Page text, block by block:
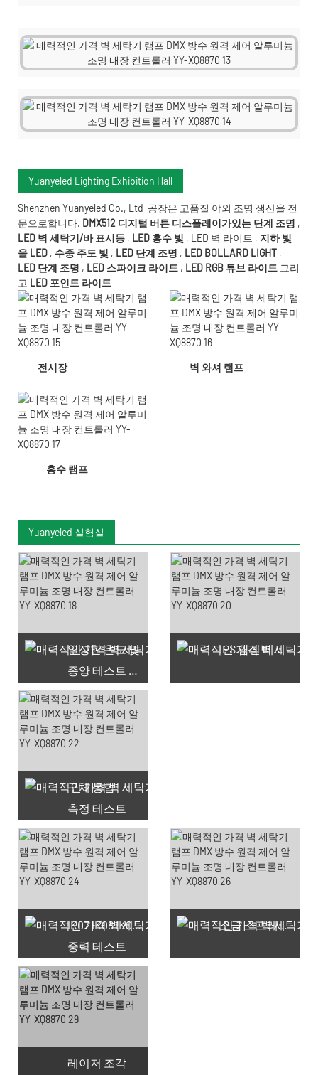
Yuanyeled Lighting Exhibition Hall
Shenzhen Yuanyeled Co., Ltd 공장은 고품질 야외 조명 생산을 전
문으로합니다. DMX512 디지털 버튼 디스플레이가있는 단계 조명 ,
LED 벽 세탁기/바 표시등 , LED 홍수 빛 , LED 벽 라이트 , 지하 빛
을 LED , 수중 주도 빛 , LED 단계 조명 , LED BOLLARD LIGHT ,
LED 단계 조명 , LED 스파이크 라이트 , LED RGB 튜브 라이트 그리
고 LED 포인트 라이트
전시장 벽 와셔 램프
홍수 램프
Yuanyeled 실험실
일정한 온도 및
종양 테스트 챔버
IES 암실 테스트
구체 통합
측정 테스트
66 사용 가능한 쿠폰
IK07 IK08 IK09 IK10
중력 테스트
소금 스프레이 테스트
레이저 조각